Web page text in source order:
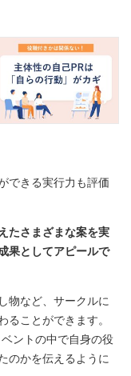
できる実行力も評価
たさまざまな案を実
果としてアピールで
物など、サークルに
ることができます。
ントの中で自身の役
のかを伝えるように